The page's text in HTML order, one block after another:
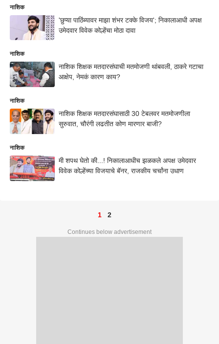
नाशिक
'छुप्या पाठिंब्यावर माझा शंभर टक्के विजय'; निकालाआधी अपक्ष
उमेदवार विवेक कोल्हेंचा मोठा दावा
नाशिक
नाशिक शिक्षक मतदारसंघाची मतमोजणी थांबवली, ठाकरे गटाचा
आक्षेप, नेमकं कारण काय?
नाशिक
नाशिक शिक्षक मतदारसंघासाठी 30 टेबलवर मतमोजणीला
सुरुवात, चौरंगी लढतीत कोण मारणार बाजी?
नाशिक
मी शपथ घेतो की...! निकालाआधीच झळकले अपक्ष उमेदवार
विवेक कोल्हेंच्या विजयाचे बॅनर, राजकीय चर्चांना उधाण
1 2
Continues below advertisement